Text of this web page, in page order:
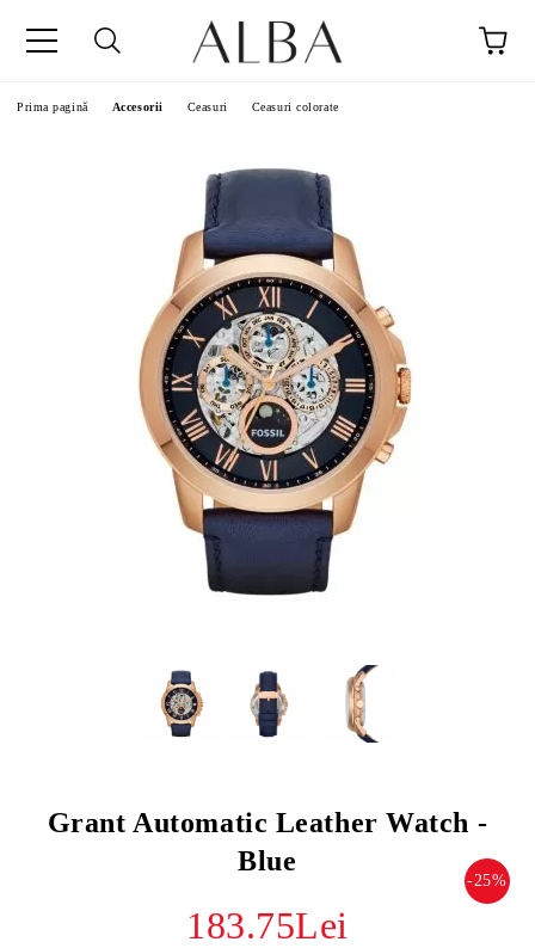
Prima pagină Accesorii Ceasuri Ceasuri colorate
Grant Automatic Leather Watch -
Blue
-25%
183.75Lei